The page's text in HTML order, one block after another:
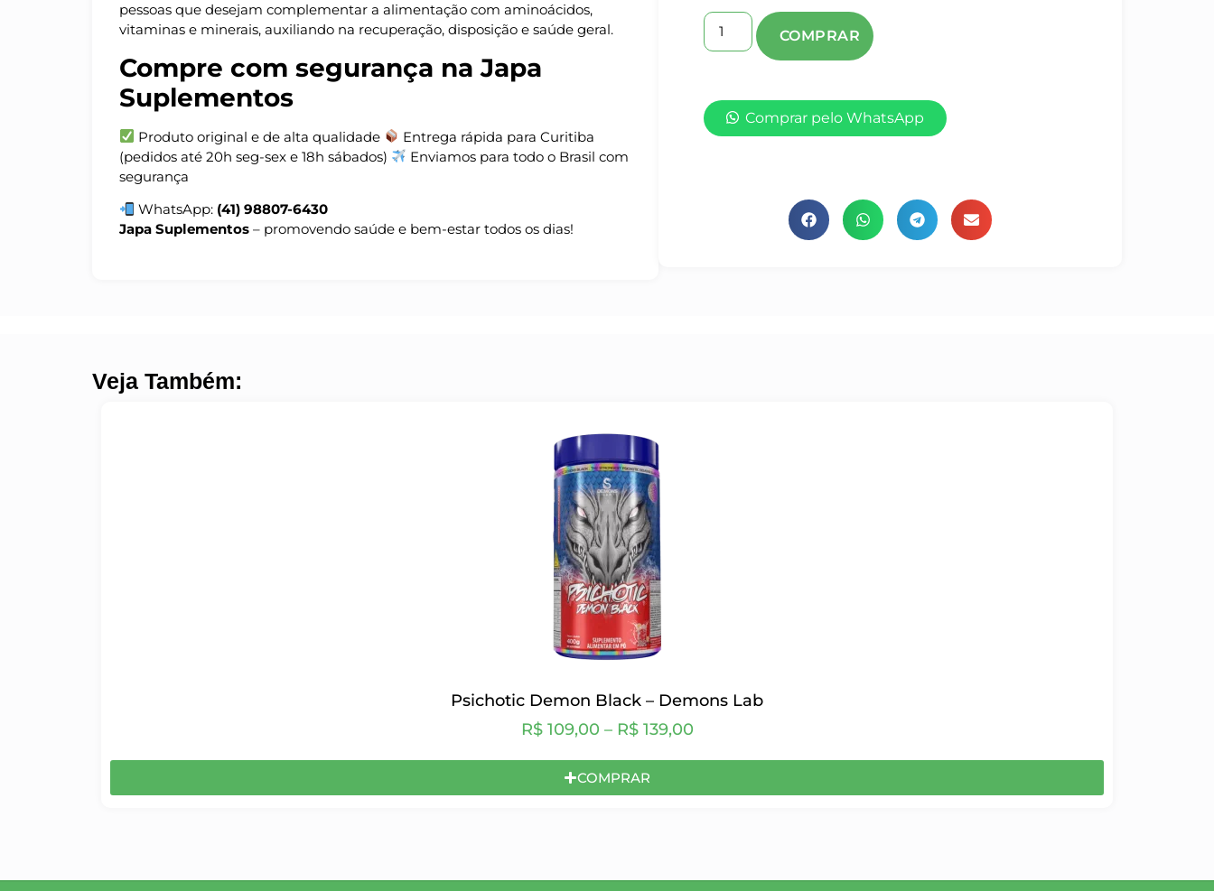
pessoas que desejam complementar a alimentação com aminoácidos,
vitaminas e minerais, auxiliando na recuperação, disposição e saúde geral.
Compre com segurança na Japa
Suplementos
Produto original e de alta qualidade
Entrega rápida para Curitiba
(pedidos até 20h seg-sex e 18h sábados)
Enviamos para todo o Brasil com
segurança
WhatsApp: (41) 98807-6430
Japa Suplementos – promovendo saúde e bem-estar todos os dias!
Comprar pelo WhatsApp
Veja Também:
Psichotic Demon Black – Demons Lab
R$109,00 – R$139,00
COMPRAR